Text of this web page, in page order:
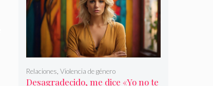
Desagradecido, me dice «Yo no te
Relaciones, Violencia de género